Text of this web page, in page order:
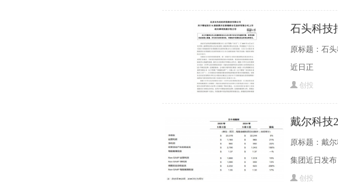
石头科技
原标题：石
近日正
创投
戴尔科技
劲
原标题：戴
集团近日发布
创投